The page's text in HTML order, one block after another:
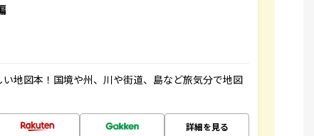
地図本！国境や州、川や街道、島など旅気分で地図
詳細を見る